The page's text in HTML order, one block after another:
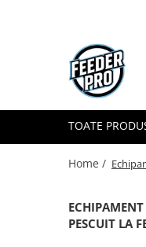
Toate Produsele
Accesorii Diverse
Mincioguri si Juvelnice
Scaune si Accesorii
Accesorii Nadire
TOATE
Home /
PESCUIT LA